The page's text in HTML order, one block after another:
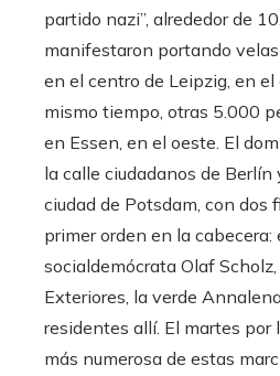
partido nazi”, alrededor de
manifestaron portando
en el centro de Leipzig, en
mismo tiempo, otras 5.000
en Essen, en el oeste. El
la calle ciudadanos de Berlín
ciudad de Potsdam, con dos
primer orden en la
socialdemócrata Olaf
Exteriores, la verde
residentes allí. El martes por
más numerosa de estas